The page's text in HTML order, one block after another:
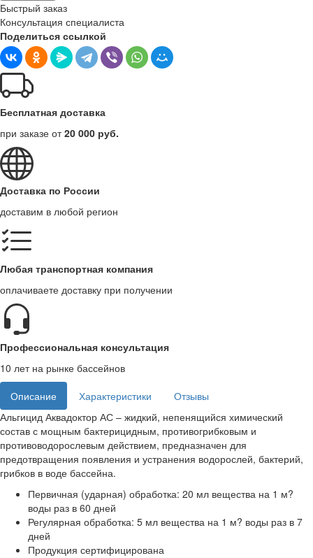
Быстрый заказ
Консультация специалиста
Поделиться ссылкой
Бесплатная доставка
при заказе от20 000 руб.
Доставка по России
доставим в любой регион
Любая транспортная компания
оплачиваете доставку при получении
Профессиональная консультация
10 лет на рынке бассейнов
Описание
Характеристики
Отзывы
Альгицид Аквадоктор АС – жидкий, непенящийся химический
состав с мощным бактерицидным, противогрибковым и
противоводорослевым действием, предназначен для
предотвращения появления и устранения водорослей, бактерий,
грибков в воде бассейна.
Первичная (ударная) обработка: 20 мл вещества на 1 м?
воды раз в 60 дней
Регулярная обработка: 5 мл вещества на 1 м? воды раз в 7
дней
Продукция сертифицирована